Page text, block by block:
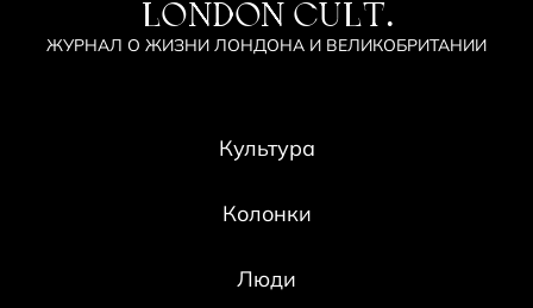
LONDON CULT.
ЖУРНАЛ О ЖИЗНИ ЛОНДОНА И ВЕЛИКОБРИТАНИИ
Культура
Колонки
Люди